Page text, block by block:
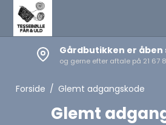
Gårdbutikken er åben
og gerne efter aftale på 21 67
Forside / Glemt adgangskode
Glemt